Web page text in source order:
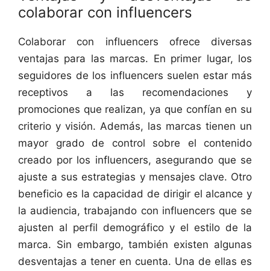
colaborar con influencers
Colaborar con influencers ofrece diversas
ventajas para las marcas. En primer lugar, los
seguidores de los influencers suelen estar más
receptivos a las recomendaciones y
promociones que realizan, ya que confían en su
criterio y visión. Además, las marcas tienen un
mayor grado de control sobre el contenido
creado por los influencers, asegurando que se
ajuste a sus estrategias y mensajes clave. Otro
beneficio es la capacidad de dirigir el alcance y
la audiencia, trabajando con influencers que se
ajusten al perfil demográfico y el estilo de la
marca. Sin embargo, también existen algunas
desventajas a tener en cuenta. Una de ellas es